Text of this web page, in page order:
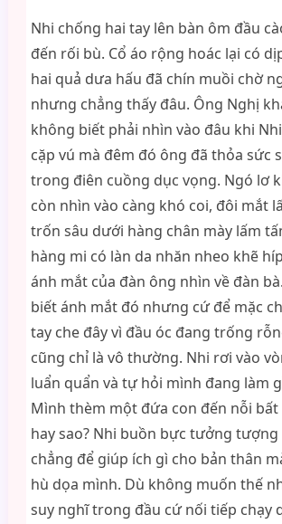
Nhi chống hai tay lên bàn ôm đầu
đến rối bù. Cổ áo rộng hoác lại có
hai quả dưa hấu đã chín muồi chờ
nhưng chẳng thấy đâu. Ông Nghị
không biết phải nhìn vào đâu khi
cặp vú mà đêm đó ông đã thỏa sức
trong điên cuồng dục vọng. Ngó lơ
còn nhìn vào càng khó coi, đôi mắt
trốn sâu dưới hàng chân mày lấm
hàng mi có làn da nhăn nheo khẽ
ánh mắt của đàn ông nhìn về đàn
biết ánh mắt đó nhưng cứ để mặc
tay che đây vì đầu óc đang trống
cũng chỉ là vô thường. Nhi rơi vào
luẩn quẩn và tự hỏi mình đang làm
Mình thèm một đứa con đến nỗi bất
hay sao? Nhi buồn bực tưởng
chẳng để giúp ích gì cho bản thân
hù dọa mình. Dù không muốn thế
suy nghĩ trong đầu cứ nối tiếp chạy